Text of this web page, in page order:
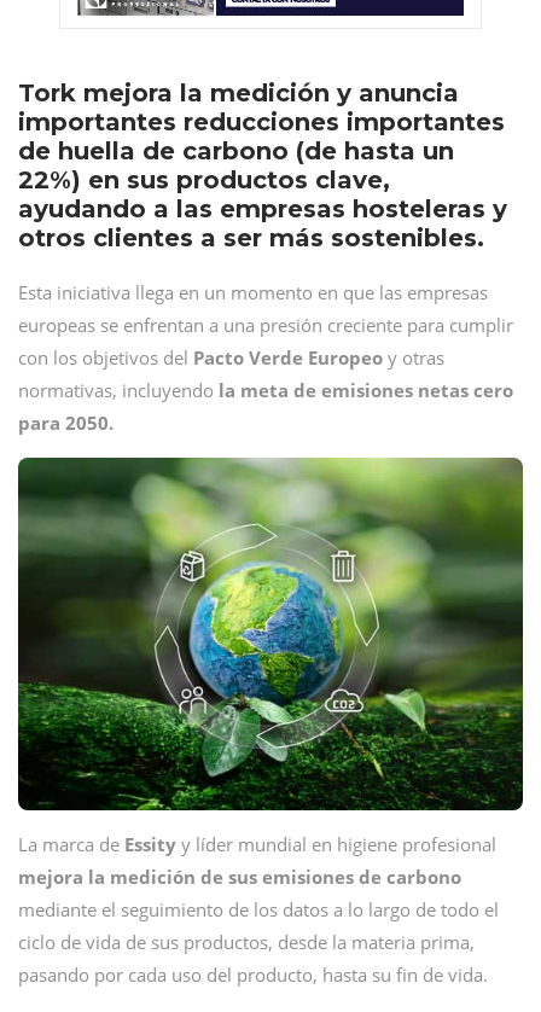
Tork mejora la medición y anuncia
importantes reducciones importantes
de huella de carbono (de hasta un
22%) en sus productos clave,
ayudando a las empresas hosteleras y
otros clientes a ser más sostenibles.
Esta iniciativa llega en un momento en que las empresas
europeas se enfrentan a una presión creciente para cumplir
con los objetivos del Pacto Verde Europeo y otras
normativas, incluyendo la meta de emisiones netas cero
para 2050.
La marca de Essity y líder mundial en higiene profesional
mejora la medición de sus emisiones de carbono
mediante el seguimiento de los datos a lo largo de todo el
ciclo de vida de sus productos, desde la materia prima,
pasando por cada uso del producto, hasta su fin de vida.